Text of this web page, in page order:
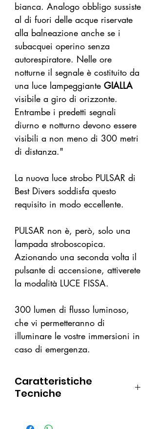
bianca. Analogo obbligo sussiste
al di fuori delle acque riservate
alla balneazione anche se i
subacquei operino senza
autorespiratore. Nelle ore
notturne il segnale è costituito da
una luce lampeggiante GIALLA
visibile a giro di orizzonte.
Entrambe i predetti segnali
diurno e notturno devono essere
visibili a non meno di 300 metri
di distanza."
La nuova luce strobo PULSAR di
Best Divers soddisfa questo
requisito in modo eccellente.
PULSAR non è, però, solo una
lampada stroboscopica.
Azionando una seconda volta il
pulsante di accensione, attiverete
la modalità LUCE FISSA.
300 lumen di flusso luminoso,
che vi permetteranno di
illuminare le vostre immersioni in
caso di emergenza.
Caratteristiche
Tecniche
durata strobo 10 ore